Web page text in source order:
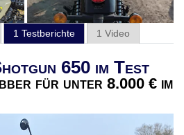
1 Testberichte 1 Video
650 im Test
für unter 8.000 € im